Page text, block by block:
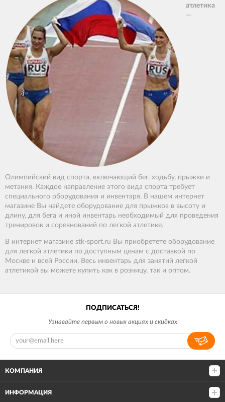
атлетика
—
Олимпийский вид спорта, включающий бег, ходьбу, прыжки и
метания. Каждое направление этого вида спорта требует
специального оборудования и инвентаря. В нашем интернет
магазине Вы найдете оборудование для прыжков в высоту и
длину, для бега и иной инвентарь необходимый для проведения
тренировок и соревнований по легкой атлетике.
В интернет магазине stk-sport.ru Вы приобретете оборудование
для легкой атлетики по доступным ценам с доставкой по
Москве и всей России. Весь инвентарь для занятий легкой
атлетикой вы можете купить как в розницу, так и оптом.
ПОДПИСАТЬСЯ!
Узнавайте первым о новых акциях и скидках
КОМПАНИЯ
ИНФОРМАЦИЯ